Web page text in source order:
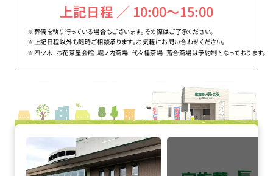
上記日程 ／ 10:00〜15:00
※葬儀を執り行っている場合もございます。その際はご了承ください。
※上記日程以外も随時ご相談承ります。お気軽にお問い合わせください。
※四ツ木･お花茶屋会館･堀ノ内斎場･代々幡斎場･落合斎場は予約制となっております。
臨海斎場の詳細へ